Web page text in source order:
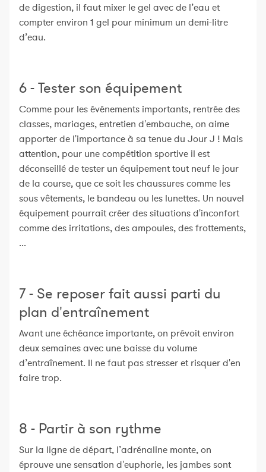
de digestion, il faut mixer le gel avec de l’eau et
compter environ 1 gel pour minimum un demi-litre
d’eau.
6 - Tester son équipement
Comme pour les événements importants, rentrée des
classes, mariages, entretien d'embauche, on aime
apporter de l'importance à sa tenue du Jour J ! Mais
attention, pour une compétition sportive il est
déconseillé de tester un équipement tout neuf le jour
de la course, que ce soit les chaussures comme les
sous vêtements, le bandeau ou les lunettes. Un nouvel
équipement pourrait créer des situations d'inconfort
comme des irritations, des ampoules, des frottements,
...
7 - Se reposer fait aussi parti du
plan d'entraînement
Avant une échéance importante, on prévoit environ
deux semaines avec une baisse du volume
d’entraînement. Il ne faut pas stresser et risquer d'en
faire trop.
8 - Partir à son rythme
Sur la ligne de départ, l’adrénaline monte, on
éprouve une sensation d'euphorie, les jambes sont